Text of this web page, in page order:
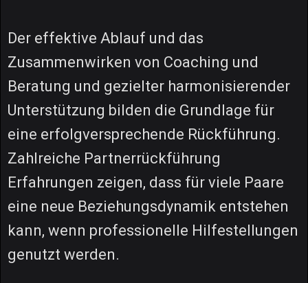
Der effektive Ablauf und das
Zusammenwirken von Coaching und
Beratung und gezielter harmonisierender
Unterstützung bilden die Grundlage für
eine erfolgversprechende Rückführung.
Zahlreiche Partnerrückführung
Erfahrungen zeigen, dass für viele Paare
eine neue Beziehungsdynamik entstehen
kann, wenn professionelle Hilfestellungen
genutzt werden.